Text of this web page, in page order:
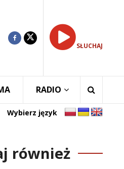
SŁUCHAJ
RADIO
Wybierz język
również